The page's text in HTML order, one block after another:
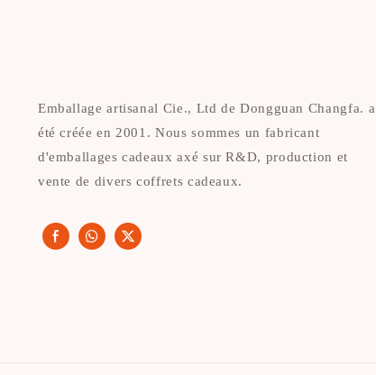
Emballage artisanal Cie., Ltd de Dongguan Changfa. a
été créée en 2001. Nous sommes un fabricant
d'emballages cadeaux axé sur R&D, production et
vente de divers coffrets cadeaux.